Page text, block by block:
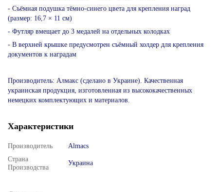
- Съёмная подушка тёмно-синего цвета для крепления наград
(размер: 16,7 × 11 см)
- Футляр вмещает до 3 медалей на отдельных колодках
- В верхней крышке предусмотрен съёмный холдер для крепления
документов к наградам
Производитель: Алмакс (сделано в Украине). Качественная
украинская продукция, изготовленная из высококачественных
немецких комплектующих и материалов.
Характеристики
Производитель
Almacs
Страна
Производства
Украина